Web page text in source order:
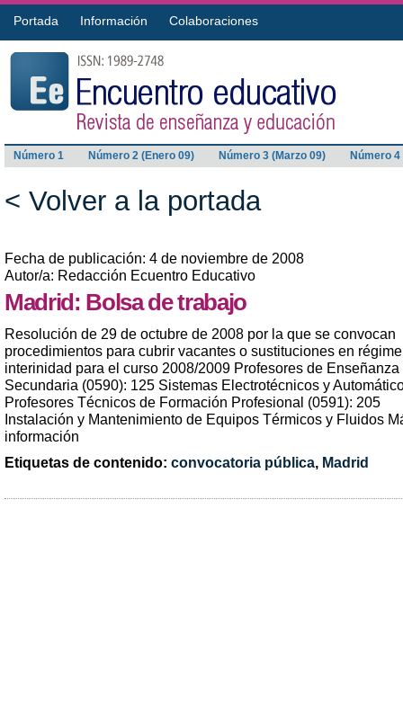
Portada Información Colaboraciones
Número 1 Número 2 (Enero 09) Número 3 (Marzo 09) Número
< Volver a la portada
Fecha de publicación: 4 de noviembre de 2008
Autor/a: Redacción Ecuentro Educativo
Madrid: Bolsa de trabajo
Resolución de 29 de octubre de 2008 por la que se convocan
procedimientos para cubrir vacantes o sustituciones en
interinidad para el curso 2008/2009 Profesores de Enseñanza
Secundaria (0590): 125 Sistemas Electrotécnicos y
Profesores Técnicos de Formación Profesional (0591): 205
Instalación y Mantenimiento de Equipos Térmicos y Fluidos
información
Etiquetas de contenido: convocatoria pública, Madrid